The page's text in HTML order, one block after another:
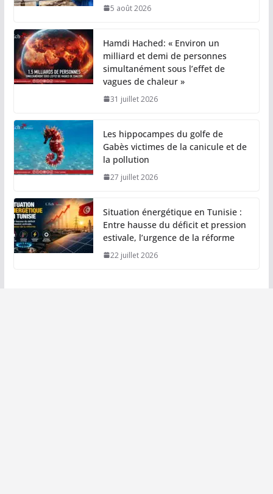
5 août 2026
Hamdi Hached: « Environ un
milliard et demi de personnes
simultanément sous l’effet de
vagues de chaleur »
31 juillet 2026
Les hippocampes du golfe de
Gabès victimes de la canicule et de
la pollution
27 juillet 2026
Situation énergétique en Tunisie :
Entre hausse du déficit et pression
estivale, l’urgence de la réforme
22 juillet 2026